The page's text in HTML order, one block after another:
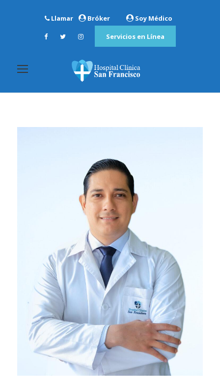
Llamar Bróker Soy Médico
Servicios en Línea